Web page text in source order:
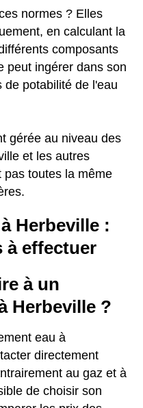
normes ? Elles
en calculant la
composants
peut ingérer dans son
de potabilité de l'eau
gérée au niveau des
et les autres
pas toutes la même
Herbeville :
à effectuer
à un
Herbeville ?
eau à
directement
au gaz et à
de choisir son